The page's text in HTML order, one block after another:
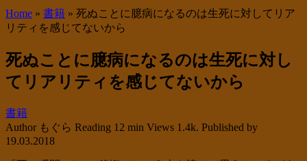
Home » 書籍 » 死ぬことに臆病になるのは生死に対してリア
リティを感じてないから
死ぬことに臆病になるのは生死に対し
てリアリティを感じてないから
書籍
Authorもぐら Reading 12 min Views 1.4k. Published by
19.03.2018